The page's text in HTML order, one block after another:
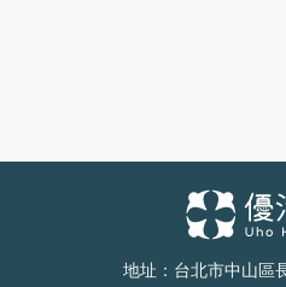
中的前庭小腦系統出了問題所導
以會伴隨噁心、嘔吐、冒冷汗等
提醒，耳鳴與暈眩有時候是一種
地址：台北市中山區